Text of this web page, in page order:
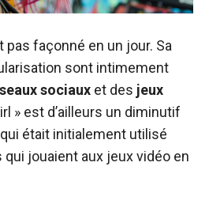
pas façonné en un jour. Sa
sont intimement
sociaux et des jeux
» est d’ailleurs un diminutif
était initialement utilisé
jouaient aux jeux vidéo en